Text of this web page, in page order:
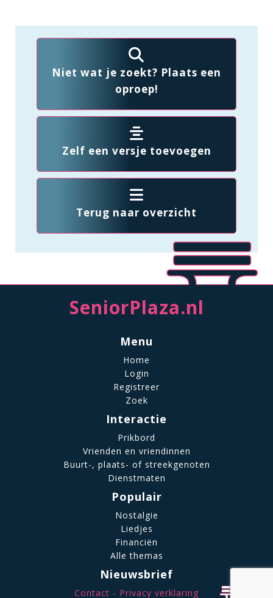
Niet wat je zoekt? Plaats een
oproep!
Zelf een versje toevoegen
Terug naar overzicht
SeniorPlaza.nl
Menu
Home
Login
Registreer
Zoek
Interactie
Prikbord
Vrienden en vriendinnen
Buurt-, plaats- of streekgenoten
Dienstmaten
Populair
Nostalgie
Liedjes
Financiën
Alle themas
Nieuwsbrief
Contact Privacy verklaring